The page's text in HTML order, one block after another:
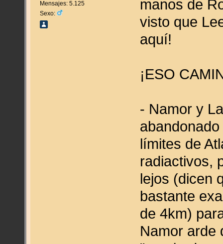
Mensajes: 5.125
Sexo:
manos de
visto que
aquí!
¡ESO
- Namor y
límites de
radiactivos,
lejos (dicen
bastante
de 4km)
Namor arde